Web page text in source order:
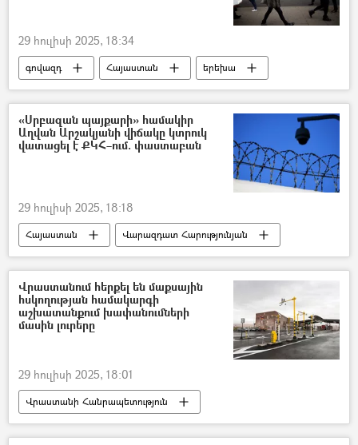
29 հուլիսի 2025, 18:34
գովազդ Հայաստան
երեխա
Օրենք
«Սրբազան պայքարի» համակիր
Աղվան Արշակյանի վիճակը կտրուկ
վատացել է ՔԿՀ–ում. փաստաբան
29 հուլիսի 2025, 18:18
Հայաստան
Վարազդատ Հարությունյան
Քրեակատարողական հիմնարկ (ՔԿՀ)
Աղվան Արշակյան
Վրաստանում հերքել են մաքսային
հսկողության համակարգի
աշխատանքում խափանումների
մասին լուրերը
29 հուլիսի 2025, 18:01
Վրաստանի Հանրապետություն
Մաքսային աշխատող
մաքսակետ